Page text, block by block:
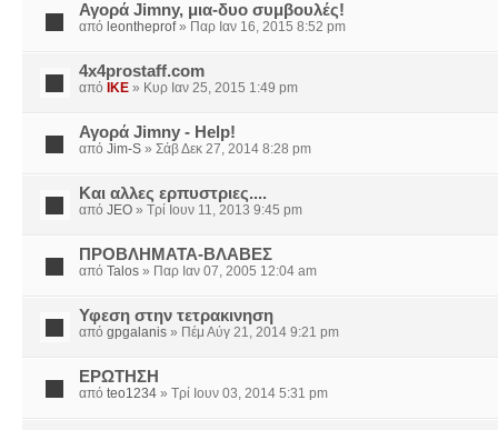
Αγορά Jimny, μια-δυο συμβουλές!
από leontheprof» Παρ Ιαν 16, 2015 8:52 pm
4x4prostaff.com
από IKE » Κυρ Ιαν 25, 2015 1:49 pm
Αγορά Jimny - Help!
από Jim-S » Σάβ Δεκ 27, 2014 8:28 pm
Και αλλες ερπυστριες....
από JEO » Τρί Ιουν 11, 2013 9:45 pm
ΠΡΟΒΛΗΜΑΤΑ-ΒΛΑΒΕΣ
από Talos » Παρ Ιαν 07, 2005 12:04 am
Υφεση στην τετρακινηση
από gpgalanis » Πέμ Αύγ 21, 2014 9:21 pm
ΕΡΩΤΗΣΗ
από teo1234 » Τρί Ιουν 03, 2014 5:31 pm